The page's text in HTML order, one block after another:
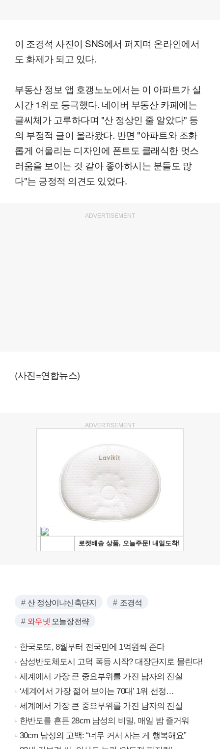
이 조경석 사진이 SNS에서 퍼지며 온라인에서
도 화제가 되고 있다.
부동산 정보 앱 호갱노노에서는 이 아파트가 실
시간 1위로 등극했다. 네이버 부동산 카페에는
글씨체가 고루하다며 "산 정상인 줄 알았다" 등
의 부정적 글이 올라왔다. 반면 "아파트와 조화
롭게 어울리는 디자인에 폰트도 클래식한 멋스
러움을 보이는 것 같아 좋아하시는 분들도 많
다"는 긍정적 의견도 있었다.
ADVERTISEMENT
(사진=연합뉴스)
ADVERTISEMENT
산 정상이냐신축단지 조경석
와우넷 오늘장전략
한국로또, 8월부터 전국민에 1억원씩 준다
삼성반도체도시 고덕 폭등 시작? 대장단지로 몰린다!
세계에서 가장 큰 중요부위를 가진 남자의 진실
‘세계에서 가장 젊어 보이는 70대’ 1위 선정…
세계에서 가장 큰 중요부위를 가진 남자의 진실
한반도를 흔든 28cm 남성의 비밀, 매일 밤 즐거워
30cm 남성의 고백: “너무 커서 사는 게 행복해요”